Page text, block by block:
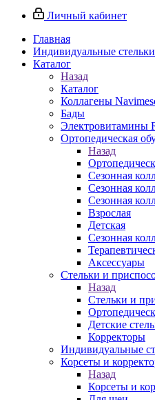
Личный кабинет
Главная
Индивидуальные стельки
Каталог
Назад
Каталог
Коллагены
Бады
Электровитамины
Ортопедическая
Назад
Сезонная
Сезонная
Сезонная
Взрослая
Детская
Сезонная
Аксессуары
Стельки и
Назад
Стельки и
Детские
Корректоры
Индивидуальные
Корсеты и
Назад
Корсеты и